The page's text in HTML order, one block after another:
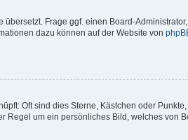
Frage ggf. einen Board-
dazu können auf der Website von
Oft sind dies Sterne, Kästchen oder
Regel um ein persönliches Bild, welches von